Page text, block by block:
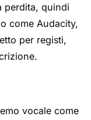
perdita, quindi
come Audacity,
per registi,
vocale come